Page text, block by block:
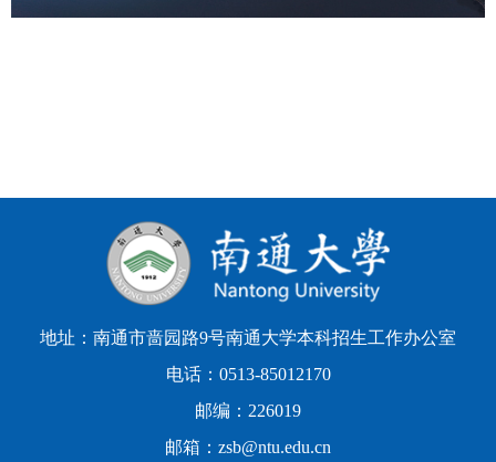
地址：南通市啬园路9号南通大学本科招生工作办公室
电话：0513-85012170
邮编：226019
邮箱：zsb@ntu.edu.cn